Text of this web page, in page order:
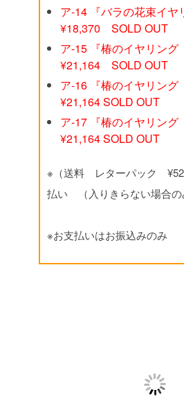
ア‐14 『バラの花束イヤ
¥18,370 SOLD OUT
ア‐15 『椿のイヤリング
¥21,164 SOLD OUT
ア‐16 『椿のイヤリング
¥21,164 SOLD OUT
ア‐17 『椿のイヤリング
¥21,164 SOLD OUT
※（送料 レターパック
払い （入りきらない場合の
※お支払いはお振込みのみ